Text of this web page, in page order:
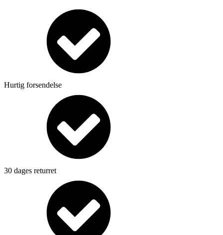
Hurtig forsendelse
30 dages returret